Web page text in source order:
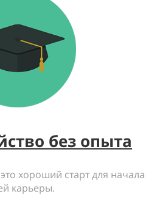
без опыта
хороший старт для начала
карьеры.